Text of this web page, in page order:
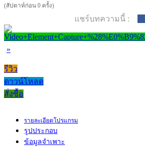
(สัปดาห์ก่อน 0 ครั้ง)
แชร์บทความนี้ :
»
รีวิว
ดาวน์โหลด
สั่งซื้อ
รายละเอียดโปรแกรม
รูปประกอบ
ข้อมูลจำเพาะ